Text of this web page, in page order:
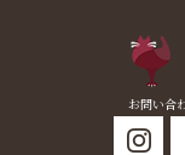
お問い合